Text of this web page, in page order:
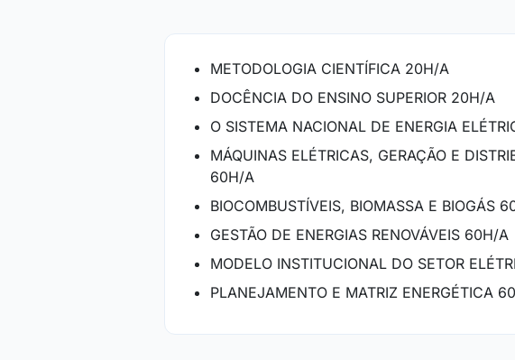
METODOLOGIA CIENTÍFICA 20H/A
DOCÊNCIA DO ENSINO SUPERIOR 20H/A
O SISTEMA NACIONAL DE ENERGIA
MÁQUINAS ELÉTRICAS, GERAÇÃO E
60H/A
BIOCOMBUSTÍVEIS, BIOMASSA E BIOGÁS
GESTÃO DE ENERGIAS RENOVÁVEIS 60H/A
MODELO INSTITUCIONAL DO SETOR
PLANEJAMENTO E MATRIZ ENERGÉTICA